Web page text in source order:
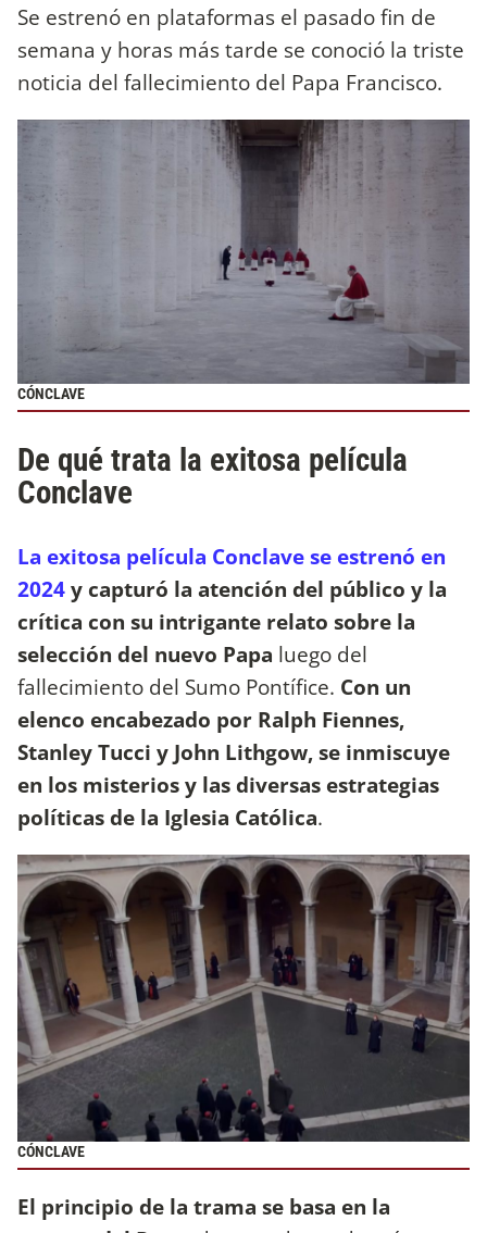
Se estrenó en plataformas el pasado fin de
semana y horas más tarde se conoció la triste
noticia del fallecimiento del Papa Francisco.
CÓNCLAVE
De qué trata la exitosa película
Conclave
La exitosa película Conclave se estrenó en
2024y capturó la atención del público y la
crítica con su intrigante relato sobre la
selección del nuevo Papa luego del
fallecimiento del Sumo Pontífice. Con un
elenco encabezado por Ralph Fiennes,
Stanley Tucci y John Lithgow, se inmiscuye
en los misterios y las diversas estrategias
políticas de la Iglesia Católica.
CÓNCLAVE
El principio de la trama se basa en la